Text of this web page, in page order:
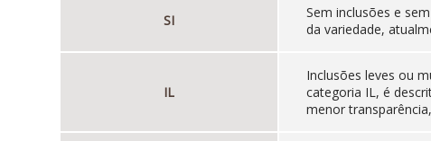
SI
Sem inclusões e
da variedade,
IL
Inclusões leves ou
categoria IL, é
menor